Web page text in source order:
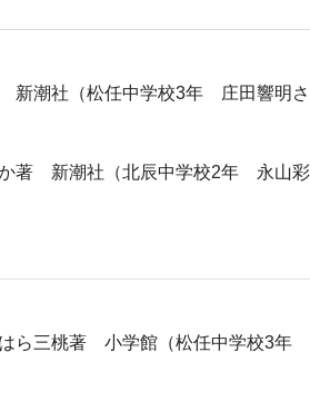
潮社（松任中学校3年 庄田響明さ
著 新潮社（北辰中学校2年 永山彩
ら三桃著 小学館（松任中学校3年